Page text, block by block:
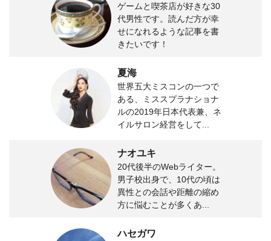
ゲームと喫茶店が好きな30
代男性です。読んだ方が幸
せになれるような記事を書
きたいです！
夏海
世界五大ミスコンの一つで
ある、ミススプラナショナ
ルの2019年日本代表兼、ネ
イルサロン経営をして...
ナオユキ
20代後半のWebライター。
男子校出身で、10代の頃は
異性との会話や距離の縮め
方に悩むことが多くあ...
ハセガワ